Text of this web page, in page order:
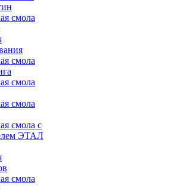
смола
смола
смола
смола
смола с
ЭТАЛ
смола